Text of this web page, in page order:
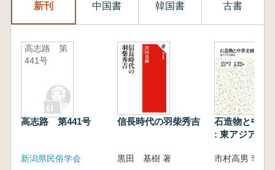
新刊 中国書 韓国書 古書
高志路 第
441号
高志路 第441号
新潟県民俗学会
信長時代の羽柴秀吉
黒田 基樹 著
石造物と中世
: 東アジアと